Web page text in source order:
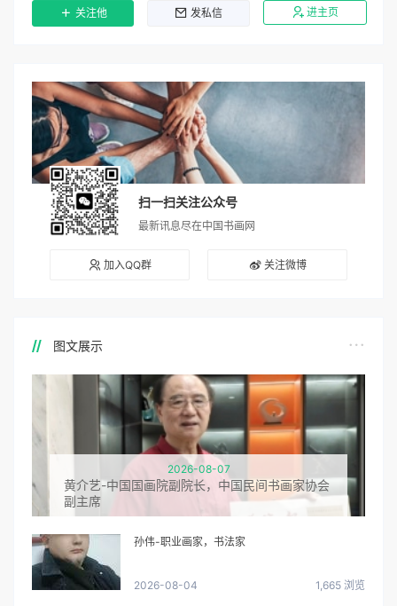
关注他 发私信 进主页
扫一扫关注公众号
最新讯息尽在中国书画网
加入QQ群 关注微博
图文展示
2026-08-07
黄介艺-中国国画院副院长，中国民间书画家协会
副主席
孙伟-职业画家，书法家
2026-08-04 1,665 浏览